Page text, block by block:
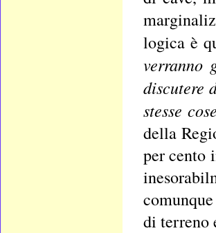
logica è
verranno
discutere
stesse
della
per cento
di terreno